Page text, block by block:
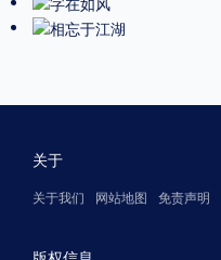
关于
关于我们 网站地图 免责声明